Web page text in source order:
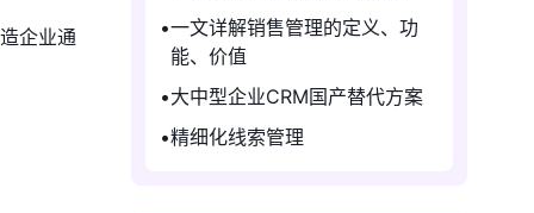
企业通
一文详解销售管理的定义、功
能、价值
大中型企业CRM国产替代方案
精细化线索管理